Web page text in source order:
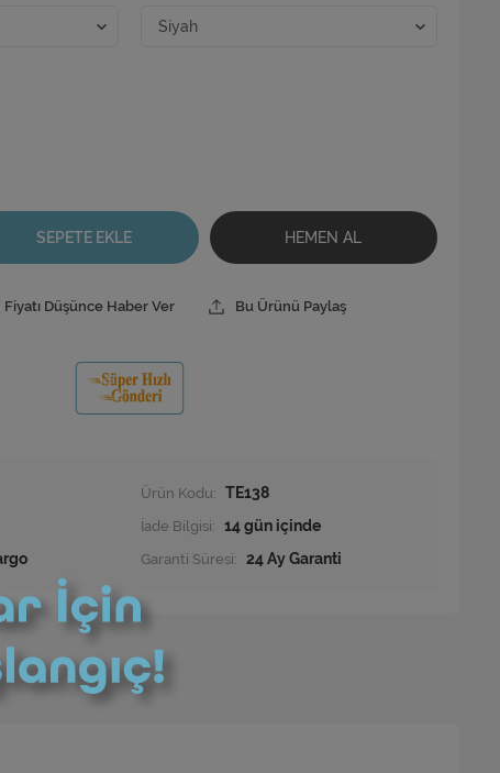
SEPETE EKLE HEMEN AL
Fiyatı Düşünce Haber Ver Bu Ürünü Paylaş
Ürün Kodu: TE138
İade Bilgisi:
Garanti Süresi: 24 Ay Garanti